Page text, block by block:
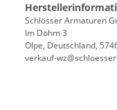
Schlösser Armaturen
Im Dohm 3
Olpe, Deutschland,
verkauf-